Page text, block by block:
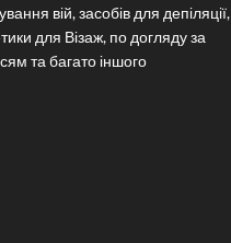
вій, засобів для депіляції,
для Візаж, по догляду за
та багато іншого